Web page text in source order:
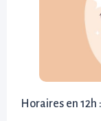
Horaires en